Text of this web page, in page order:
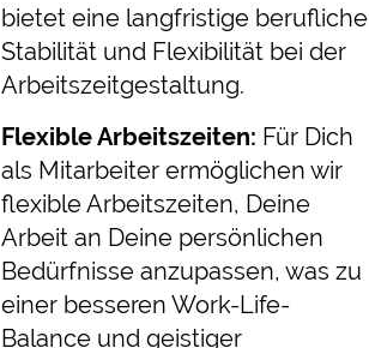
bietet eine langfristige berufliche
Stabilität und Flexibilität bei der
Arbeitszeitgestaltung.
Flexible Arbeitszeiten: Für Dich
als Mitarbeiter ermöglichen wir
flexible Arbeitszeiten, Deine
Arbeit an Deine persönlichen
Bedürfnisse anzupassen, was zu
einer besseren Work-Life-
Balance und geistiger